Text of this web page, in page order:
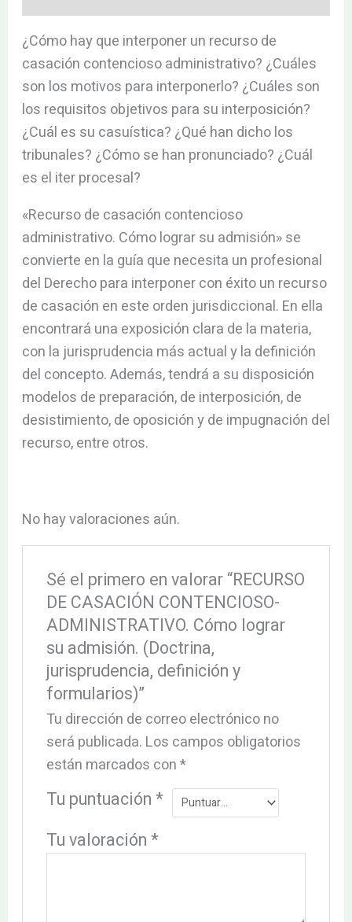
¿Cómo hay que interponer un recurso de
casación contencioso administrativo? ¿Cuáles
son los motivos para interponerlo? ¿Cuáles son
los requisitos objetivos para su interposición?
¿Cuál es su casuística? ¿Qué han dicho los
tribunales? ¿Cómo se han pronunciado? ¿Cuál
es el iter procesal?
«Recurso de casación contencioso
administrativo. Cómo lograr su admisión» se
convierte en la guía que necesita un profesional
del Derecho para interponer con éxito un recurso
de casación en este orden jurisdiccional. En ella
encontrará una exposición clara de la materia,
con la jurisprudencia más actual y la definición
del concepto. Además, tendrá a su disposición
modelos de preparación, de interposición, de
desistimiento, de oposición y de impugnación del
recurso, entre otros.
No hay valoraciones aún.
Sé el primero en valorar “RECURSO
DE CASACIÓN CONTENCIOSO-
ADMINISTRATIVO. Cómo lograr
su admisión. (Doctrina,
jurisprudencia, definición y
formularios)”
Tu dirección de correo electrónico no
será publicada. Los campos obligatorios
están marcados con*
Tu puntuación*
Tu valoración*